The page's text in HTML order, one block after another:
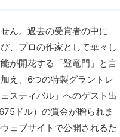
ん。過去の受賞者の中に
、プロの作家として華々し
が開花する「登竜門」と言
え、6つの特製グラントレ
スティバル」へのゲスト出
ドル）の賞金が贈られま
ェブサイトで公開されるた